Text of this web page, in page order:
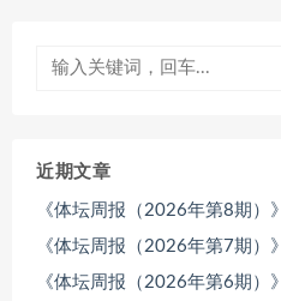
近期文章
《体坛周报（2026年第8期）》
《体坛周报（2026年第7期）》
《体坛周报（2026年第6期）》